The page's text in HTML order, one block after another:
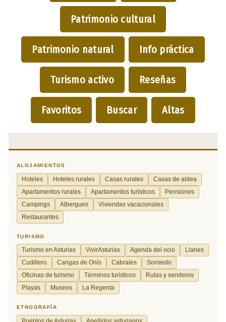
Patrimonio cultural
Patrimonio natural Info práctica
Turismo activo Reseñas
Favoritos Buscar Altas